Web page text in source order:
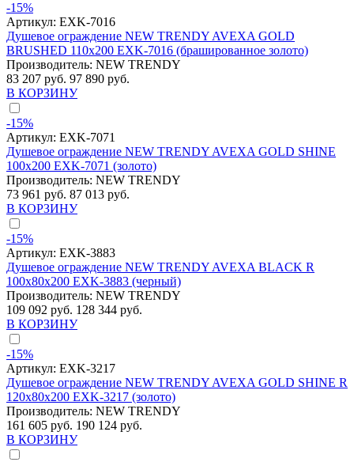
-15%
Артикул: EXK-7016
Душевое ограждение NEW TRENDY AVEXA GOLD
BRUSHED 110x200 EXK-7016 (брашированное золото)
Производитель: NEW TRENDY
83 207 руб. 97 890 руб.
В КОРЗИНУ
-15%
Артикул: EXK-7071
Душевое ограждение NEW TRENDY AVEXA GOLD SHINE
100x200 EXK-7071 (золото)
Производитель: NEW TRENDY
73 961 руб. 87 013 руб.
В КОРЗИНУ
-15%
Артикул: EXK-3883
Душевое ограждение NEW TRENDY AVEXA BLACK R
100x80x200 EXK-3883 (черный)
Производитель: NEW TRENDY
109 092 руб. 128 344 руб.
В КОРЗИНУ
-15%
Артикул: EXK-3217
Душевое ограждение NEW TRENDY AVEXA GOLD SHINE R
120x80x200 EXK-3217 (золото)
Производитель: NEW TRENDY
161 605 руб. 190 124 руб.
В КОРЗИНУ